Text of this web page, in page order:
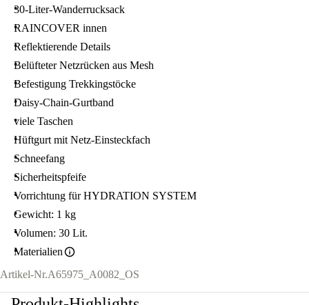
30-Liter-Wanderrucksack
RAINCOVER innen
Reflektierende Details
Belüfteter Netzrücken aus Mesh
Befestigung Trekkingstöcke
Daisy-Chain-Gurtband
viele Taschen
Hüftgurt mit Netz-Einsteckfach
Schneefang
Sicherheitspfeife
Vorrichtung für HYDRATION SYSTEM
Gewicht: 1 kg
Volumen: 30 Lit.
Materialien
Artikel-Nr.A65975_A0082_OS